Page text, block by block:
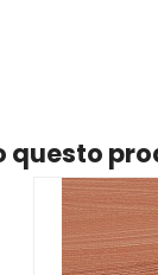
questo